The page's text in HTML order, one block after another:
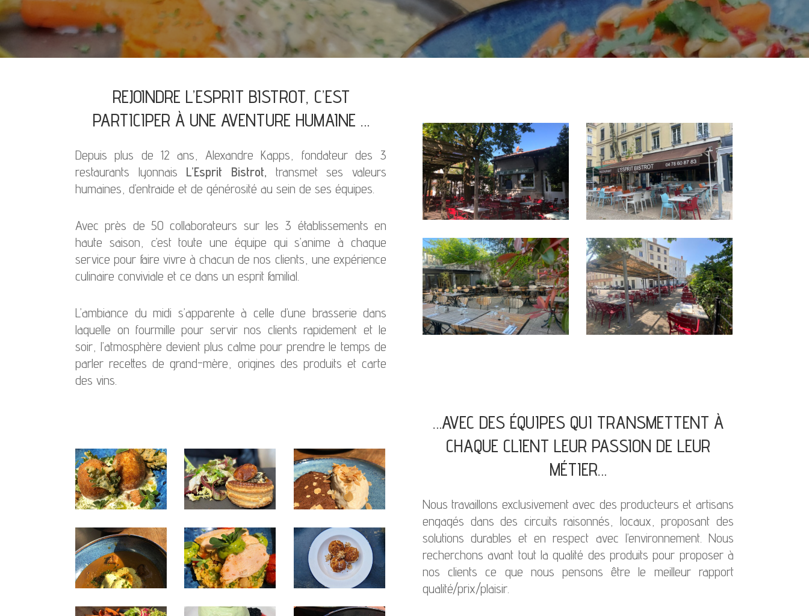
REJOINDRE L’ESPRIT BISTROT, C’EST
PARTICIPER À UNE AVENTURE HUMAINE …
Depuis plus de 12 ans, Alexandre Kapps, fondateur des 3
restaurants lyonnais L’Esprit Bistrot, transmet ses valeurs
humaines, d’entraide et de générosité au sein de ses équipes.
Avec près de 50 collaborateurs sur les 3 établissements en
haute saison, c’est toute une équipe qui s’anime à chaque
service pour faire vivre à chacun de nos clients, une expérience
culinaire conviviale et ce dans un esprit familial.
L’ambiance du midi s’apparente à celle d’une brasserie dans
laquelle on fourmille pour servir nos clients rapidement et le
soir, l’atmosphère devient plus calme pour prendre le temps de
parler recettes de grand-mère, origines des produits et carte
des vins.
…AVEC DES ÉQUIPES QUI TRANSMETTENT À
CHAQUE CLIENT LEUR PASSION DE LEUR
MÉTIER…
Nous travaillons exclusivement avec des producteurs et artisans
engagés dans des circuits raisonnés, locaux, proposant des
solutions durables et en respect avec l’environnement. Nous
recherchons avant tout la qualité des produits pour proposer à
nos clients ce que nous pensons être le meilleur rapport
qualité/prix/plaisir.